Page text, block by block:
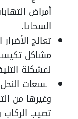
أمراض
السحايا.
تعالج
مشاكل
لمشكلة
لسعات
وغيرها من
تصيب